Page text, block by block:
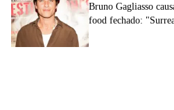
Bruno Gagliasso
food fechado: